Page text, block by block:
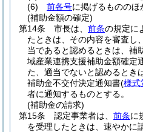
(6)
前各号に掲げるものの
(補助金額の確定)
第14条
市長は、 前条の規定に
たときは、その内容を審査し
当であると認めるときは、補
域産業連携支援補助金額確定
た、適当でないと認めるとき
補助金不交付決定通知書(様式
者に通知するものとする。
(補助金の請求)
第15条
認定事業者は、 前条に
を受理したときは、速やかに